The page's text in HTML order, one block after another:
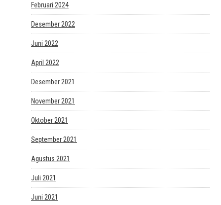
Februari 2024
Desember 2022
Juni 2022
April 2022
Desember 2021
November 2021
Oktober 2021
September 2021
Agustus 2021
Juli 2021
Juni 2021